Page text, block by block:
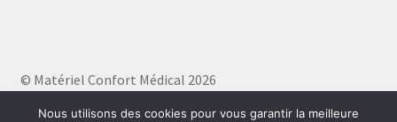
© Matériel Confort Médical 2026
Nous utilisons des cookies pour vous garantir la meilleure